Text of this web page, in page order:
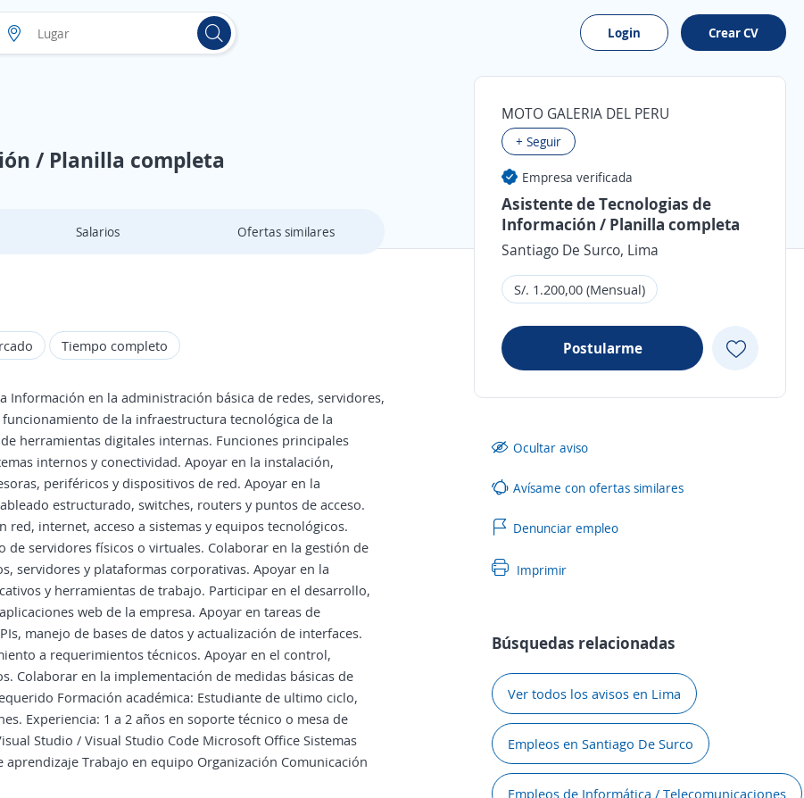
Login Crear CV
/ Planilla completa
Salarios Ofertas similares
Tiempo completo
en la administración básica de redes, servidores,
de la infraestructura tecnológica de la
herramientas digitales internas. Funciones principales
internos y conectividad. Apoyar en la instalación,
periféricos y dispositivos de red. Apoyar en la
estructurado, switches, routers y puntos de acceso.
internet, acceso a sistemas y equipos tecnológicos.
servidores físicos o virtuales. Colaborar en la gestión de
servidores y plataformas corporativas. Apoyar en la
y herramientas de trabajo. Participar en el desarrollo,
web de la empresa. Apoyar en tareas de
manejo de bases de datos y actualización de interfaces.
a requerimientos técnicos. Apoyar en el control,
Colaborar en la implementación de medidas básicas de
Formación académica: Estudiante de ultimo ciclo,
Experiencia: 1 a 2 años en soporte técnico o mesa de
Studio / Visual Studio Code Microsoft Office Sistemas
Trabajo en equipo Organización Comunicación
MOTO GALERIA DEL PERU
+ Seguir
Empresa verificada
Asistente de Tecnologias de
Información / Planilla completa
Santiago De Surco, Lima
S/. 1.200,00 (Mensual)
Postularme
Ocultar aviso
Avísame con ofertas similares
Denunciar empleo
Imprimir
Búsquedas relacionadas
Ver todos los avisos en Lima
Empleos en Santiago De Surco
Empleos de Informática / Telecomunicaciones